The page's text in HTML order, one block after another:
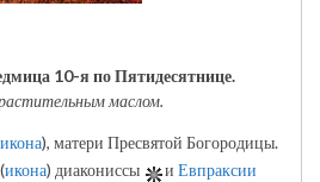
10-я по Пятидесятнице.
маслом.
икона), матери Пресвятой Богородицы.
(икона) диакониссы и Евпраксии